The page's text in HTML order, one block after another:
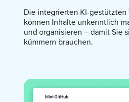
Die integrierten KI-gestützten
können Inhalte unkenntlich
und organisieren – damit Sie
kümmern brauchen.